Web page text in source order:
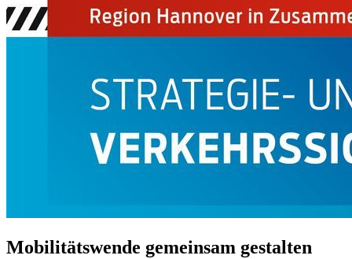
Mobilitätswende gemeinsam gestalten